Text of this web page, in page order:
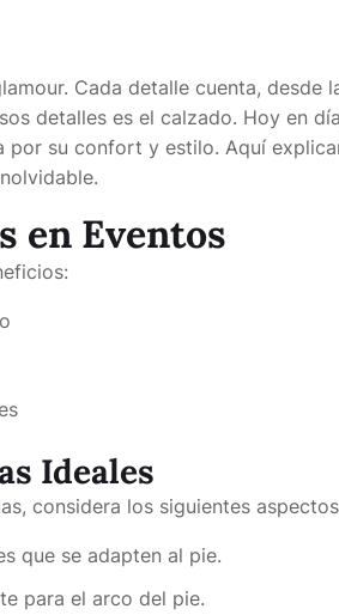
Cada detalle cuenta, desde
detalles es el calzado. Hoy en
su confort y estilo. Aquí
en Eventos
Ideales
considera los siguientes
que se adapten al pie.
para el arco del pie.